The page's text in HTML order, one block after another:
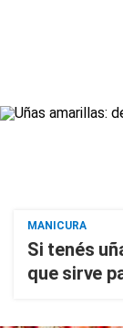
MANICURA
Si tenés
que sirve